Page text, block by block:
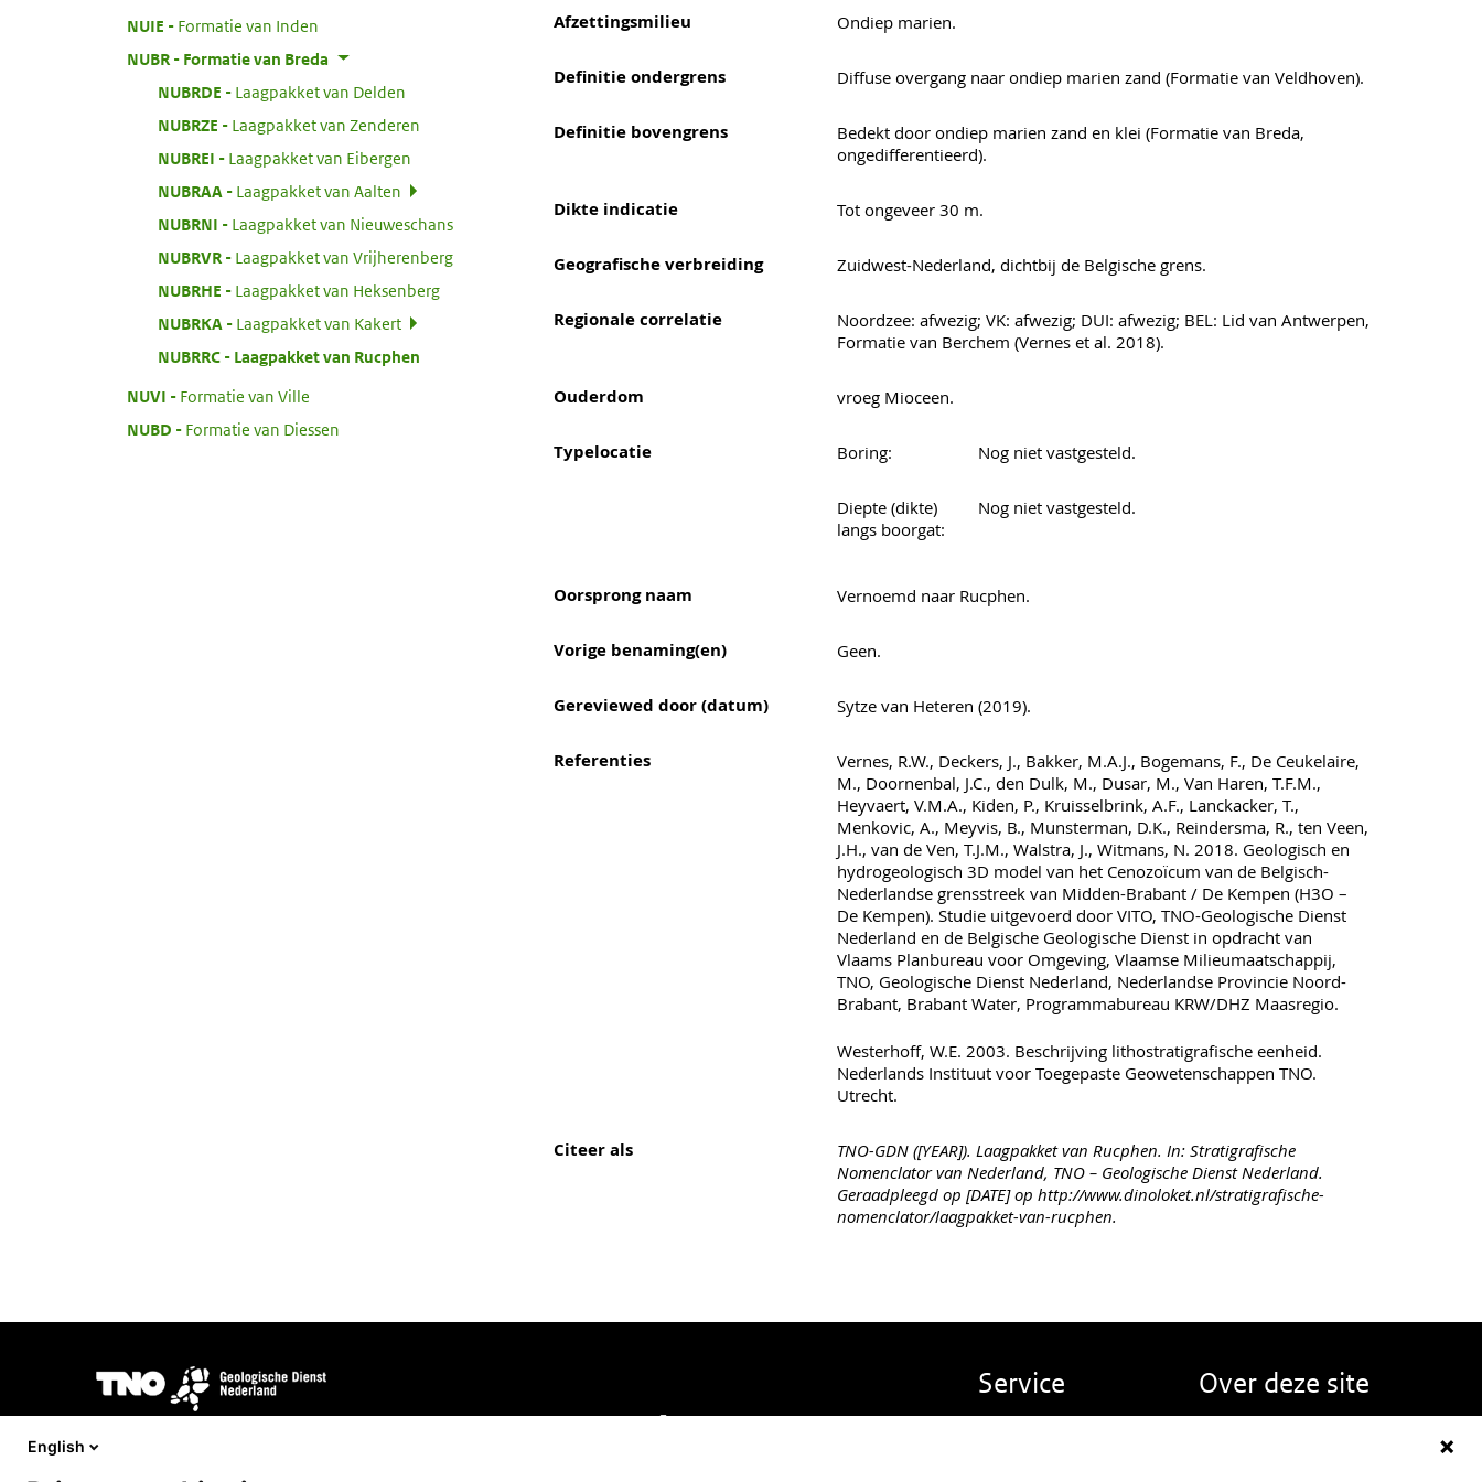
NUIE
Formatie van Inden
NUBR:
Formatie van Breda
NUBRDE
Laagpakket van Delden
NUBRZE
Laagpakket van Zenderen
NUBREI
Laagpakket van Eibergen
NUBRAA
Laagpakket van Aalten
NUBRNI
Laagpakket van Nieuweschans
NUBRVR:
Laagpakket van Vrijherenberg
NUBRHE
Laagpakket van Heksenberg
NUBRKA
Laagpakket van Kakert
NUBRRC:
Laagpakket van Rucphen
NUVI
Formatie van Ville
NUBD
Formatie van Diessen
Afzettingsmilieu Ondiep marien.
Definitie ondergrens Diffuse overgang naar ondiep marien zand (Formatie van Veldhoven).
Definitie bovengrens
Bedekt door ondiep marien zand en klei (Formatie van Breda,
ongedifferentieerd).
Dikte indicatie Tot ongeveer 30 m.
Geografische verbreiding Zuidwest-Nederland, dichtbij de Belgische grens.
Regionale correlatie
Noordzee: afwezig; VK: afwezig; DUI: afwezig; BEL: Lid van Antwerpen,
Formatie van Berchem (Vernes et al. 2018).
Ouderdom vroeg Mioceen.
Typelocatie Boring: Nog niet vastgesteld.
Diepte (dikte)
langs boorgat:
Nog niet vastgesteld.
Oorsprong naam Vernoemd naar Rucphen.
Vorige benaming(en) Geen.
Gereviewed door (datum) Sytze van Heteren (2019).
Referenties
Vernes, R.W., Deckers, J., Bakker, M.A.J., Bogemans, F., De Ceukelaire,
M., Doornenbal, J.C., den Dulk, M., Dusar, M., Van Haren, T.F.M.,
Heyvaert, V.M.A., Kiden, P., Kruisselbrink, A.F., Lanckacker, T.,
Menkovic, A., Meyvis, B., Munsterman, D.K., Reindersma, R., ten Veen,
J.H., van de Ven, T.J.M., Walstra, J., Witmans, N. 2018. Geologisch en
hydrogeologisch 3D model van het Cenozoïcum van de Belgisch-
Nederlandse grensstreek van Midden-Brabant / De Kempen (H3O –
De Kempen). Studie uitgevoerd door VITO, TNO-Geologische Dienst
Nederland en de Belgische Geologische Dienst in opdracht van
Vlaams Planbureau voor Omgeving, Vlaamse Milieumaatschappij,
TNO, Geologische Dienst Nederland, Nederlandse Provincie Noord-
Brabant, Brabant Water, Programmabureau KRW/DHZ Maasregio.
Westerhoff, W.E. 2003. Beschrijving lithostratigrafische eenheid.
Nederlands Instituut voor Toegepaste Geowetenschappen TNO.
Utrecht.
Citeer als
TNO-GDN ([YEAR]). Laagpakket van Rucphen. In: Stratigrafische
Nomenclator van Nederland, TNO – Geologische Dienst Nederland.
Geraadpleegd op [DATE] op http://www.dinoloket.nl/stratigrafische-
nomenclator/laagpakket-van-rucphen.
Afbeelding
DINOloket wordt ontwikkeld en beheerd doorTNO Geologische Dienst Nederland
in
opdracht van het
Service Over deze site
English